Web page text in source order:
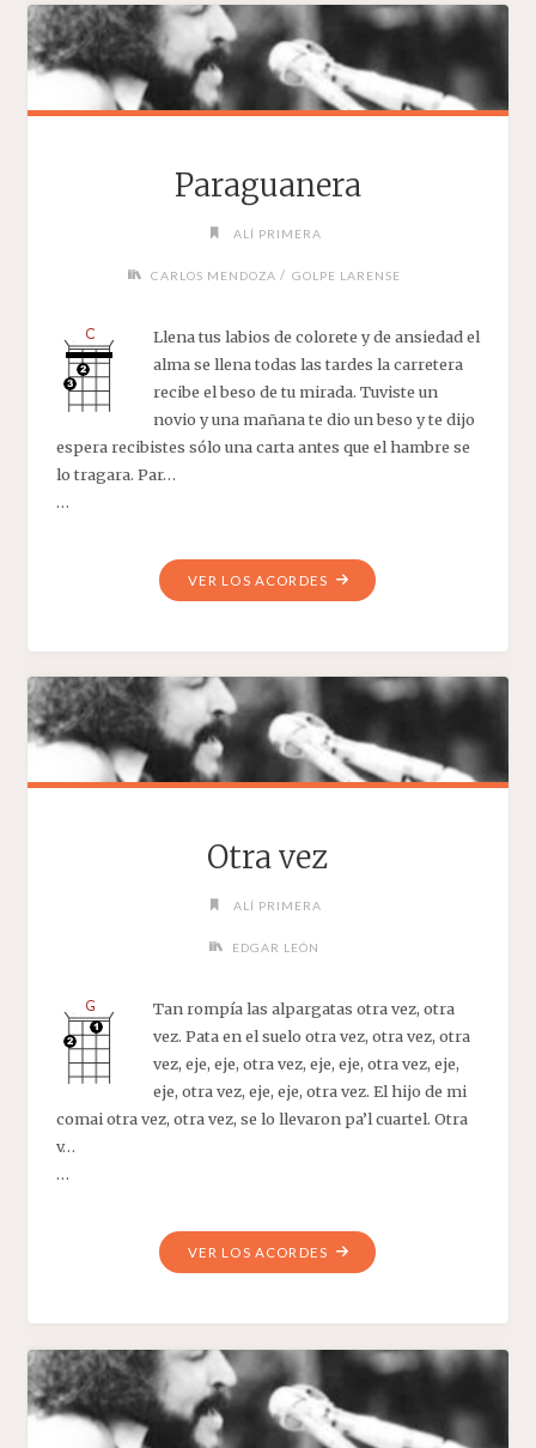
Paraguanera
ALÍ PRIMERA
CARLOS MENDOZA / GOLPE LARENSE
Llena tus labios de colorete y de ansiedad el
alma se llena todas las tardes la carretera
recibe el beso de tu mirada. Tuviste un
novio y una mañana te dio un beso y te dijo
espera recibistes sólo una carta antes que el hambre se
lo tragara. Par…
…
VER LOS ACORDES"PARAGUANERA"
Otra vez
ALÍ PRIMERA
EDGAR LEÓN
Tan rompía las alpargatas otra vez, otra
vez. Pata en el suelo otra vez, otra vez, otra
vez, eje, eje, otra vez, eje, eje, otra vez, eje,
eje, otra vez, eje, eje, otra vez. El hijo de mi
comai otra vez, otra vez, se lo llevaron pa’l cuartel. Otra
v…
…
VER LOS ACORDES"OTRA